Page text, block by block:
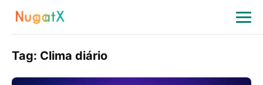
Tag: Clima diário